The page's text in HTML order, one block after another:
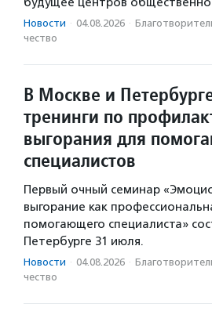
Новости · 04.08.2026 ·
чест­во
В Москве и
тренинги по
выгорания для
специалистов
Первый очный семинар
выгорание как
помогающего специалиста»
Петербурге 31 июля.
Новости · 04.08.2026 ·
чест­во